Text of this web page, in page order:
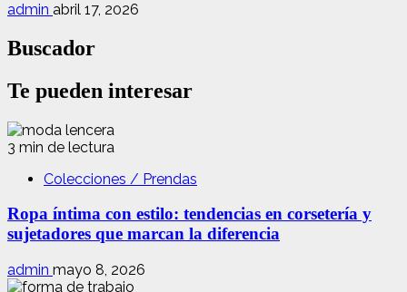
admin abril 17, 2026
Buscador
Te pueden interesar
3 min de lectura
Colecciones / Prendas
Ropa íntima con estilo: tendencias en corsetería y
sujetadores que marcan la diferencia
admin mayo 8, 2026